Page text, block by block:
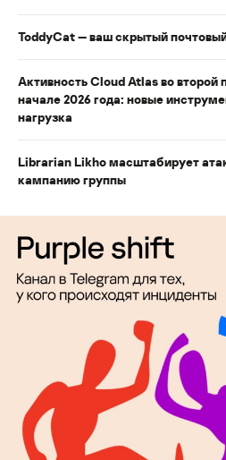
ToddyCat — ваш скрытый
Активность Cloud Atlas во второй
начале 2026 года: новые
нагрузка
Librarian Likho масштабирует
кампанию группы